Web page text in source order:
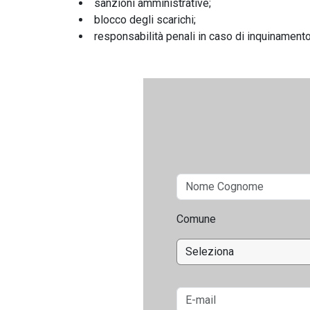
sanzioni amministrative;
blocco degli scarichi;
responsabilità penali in caso di
Comune